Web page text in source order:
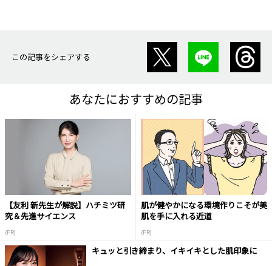
この記事をシェアする
あなたにおすすめの記事
【友利 新先生が解説】ハチミツ研
究＆先進サイエンス
(PR)
肌が健やかになる環境作りこそが美
肌を手に入れる近道
(PR)
キュッと引き締まり、イキイキとした肌印象に